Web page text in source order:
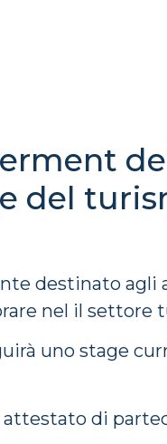
del
destinato agli
nel il settore
uno stage
di